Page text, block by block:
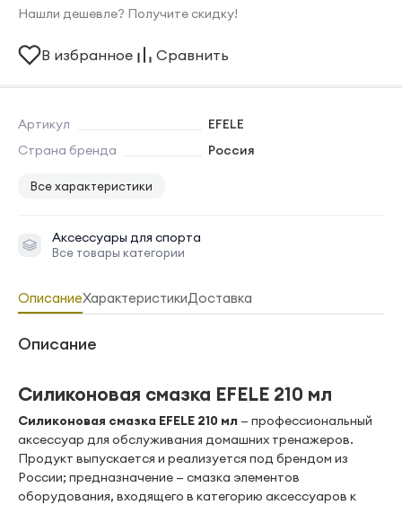
Артикул
EFELE
Страна бренда
Россия
Все характеристики
Аксессуары для спорта
Все товары категории
Нашли дешевле? Получите скидку!
В избранное Сравнить
ОписаниеХарактеристикиДоставка
Описание
Силиконовая смазка EFELE 210 мл
Силиконовая смазка EFELE 210 мл — профессиональный
аксессуар для обслуживания домашних тренажеров.
Продукт выпускается и реализуется под брендом из
России; предназначение — смазка элементов
оборудования, входящего в категорию аксессуаров к